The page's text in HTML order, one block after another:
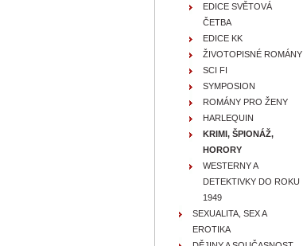
EDICE SVĚTOVÁ
ČETBA
EDICE KK
ŽIVOTOPISNÉ ROMÁNY
SCI FI
SYMPOSION
ROMÁNY PRO ŽENY
HARLEQUIN
KRIMI, ŠPIONÁŽ,
HORORY
WESTERNY A
DETEKTIVKY DO ROKU
1949
SEXUALITA, SEX A
EROTIKA